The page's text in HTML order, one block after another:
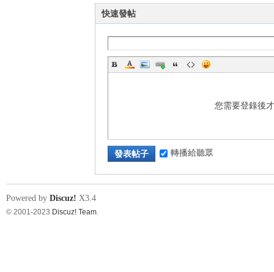
快速發帖
您需要登錄後
發表帖子 轉播給聽眾
Powered by Discuz! X3.4
© 2001-2023 Discuz! Team.